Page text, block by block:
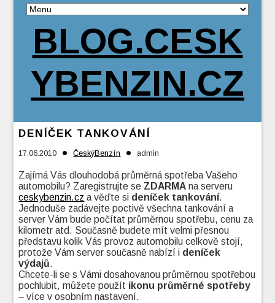
BLOG.CESK
YBENZIN.CZ
DENÍČEK TANKOVÁNÍ
17.06.2010 • ČeskýBenzín • admin
Zajímá Vás dlouhodobá průměrná spotřeba Vašeho
automobilu? Zaregistrujte se ZDARMA na serveru
ceskybenzin.cz a věďte si deníček tankování.
Jednoduše zadávejte poctivě všechna tankování a
server Vám bude počítat průměrnou spotřebu, cenu za
kilometr atd. Současně budete mít velmi přesnou
představu kolik Vás provoz automobilu celkově stojí,
protože Vám server současně nabízí i deníček
výdajů.
Chcete-li se s Vámi dosahovanou průměrnou spotřebou
pochlubit, můžete použít ikonu průměrné spotřeby
– více v osobním nastavení.